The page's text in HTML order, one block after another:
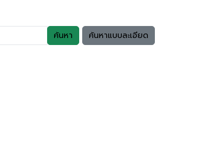
ค้นหา ค้นหาแบบละเอียด